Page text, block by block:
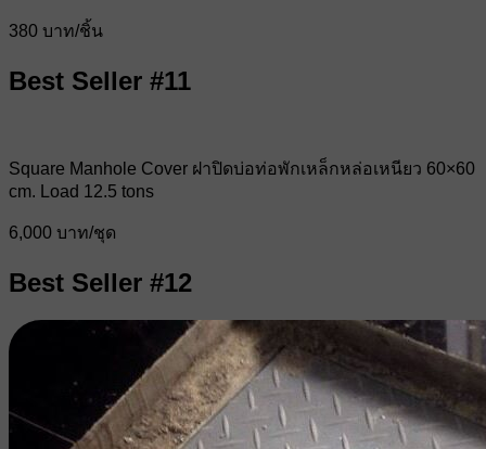
380 บาท/ชิ้น
Best Seller #11
Square Manhole Cover ฝาปิดบ่อท่อพักเหล็กหล่อเหนียว 60×60
cm. Load 12.5 tons
6,000 บาท/ชุด
Best Seller #12